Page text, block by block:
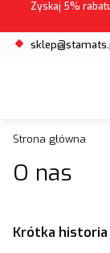
Zyskaj 5%
Strona główna
O nas
Krótka historia